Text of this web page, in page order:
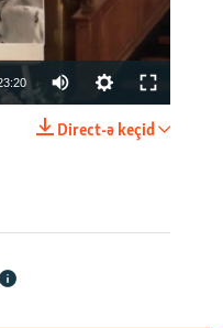
Direct-ə keçid